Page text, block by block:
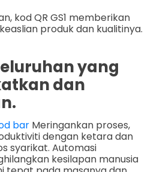
kod QR GS1 memberikan
produk dan kualitinya.
yang
dan
bar Meringankan proses,
dengan ketara dan
syarikat. Automasi
kesilapan manusia